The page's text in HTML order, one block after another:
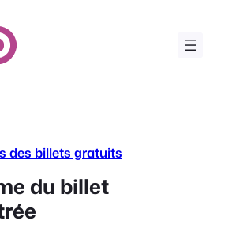
des billets gratuits
du billet